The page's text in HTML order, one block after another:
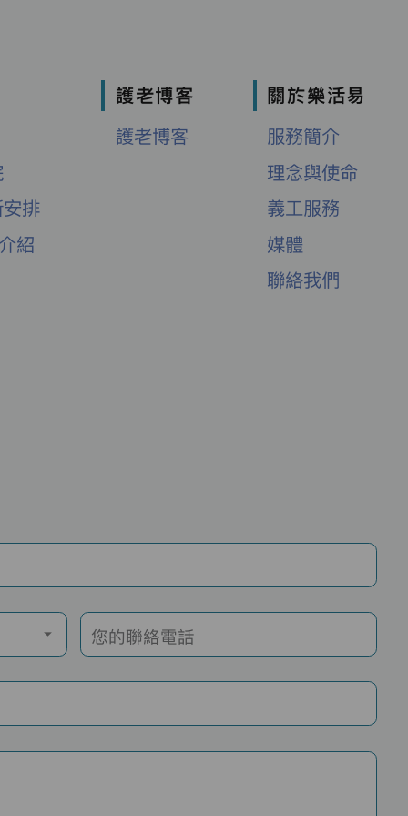
排
紹
護老博客
護老博客
關於樂活易
服務簡介
理念與使命
義工服務
媒體
聯絡我們
您的聯絡電話